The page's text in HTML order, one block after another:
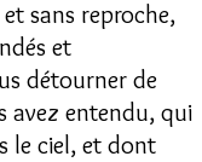
sans reproche,
et
détourner de
avez entendu, qui
le ciel, et dont